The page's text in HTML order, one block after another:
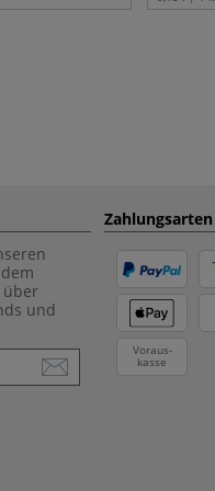
über
und
Zahlungsarten
Voraus-
kasse